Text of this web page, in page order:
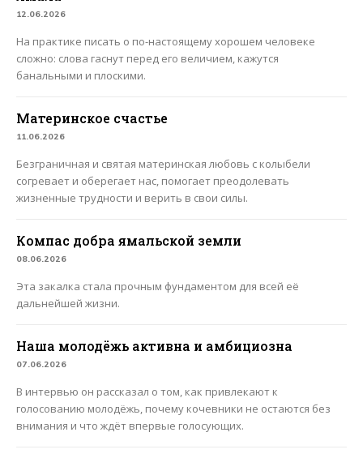
12.06.2026
На практике писать о по-настоящему хорошем человеке
сложно: слова гаснут перед его величием, кажутся
банальными и плоскими.
Материнское счастье
11.06.2026
Безграничная и святая материнская любовь с колыбели
согревает и оберегает нас, помогает преодолевать
жизненные трудности и верить в свои силы.
Компас добра ямальской земли
08.06.2026
Эта закалка стала прочным фундаментом для всей её
дальнейшей жизни.
Наша молодёжь активна и амбициозна
07.06.2026
В интервью он рассказал о том, как привлекают к
голосованию молодёжь, почему кочевники не остаются без
внимания и что ждёт впервые голосующих.